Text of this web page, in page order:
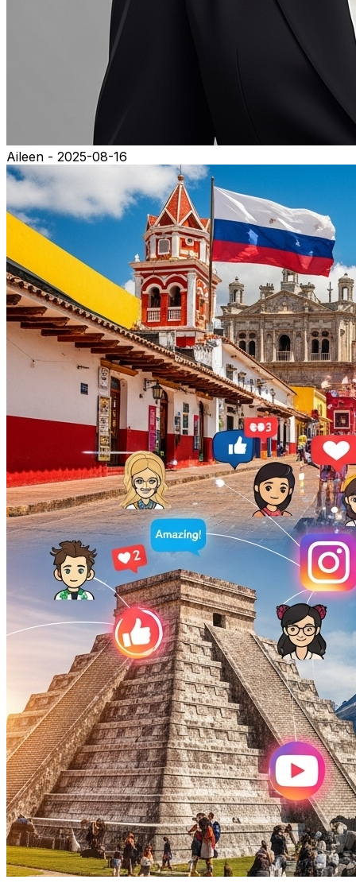
Aileen - 2025-08-16